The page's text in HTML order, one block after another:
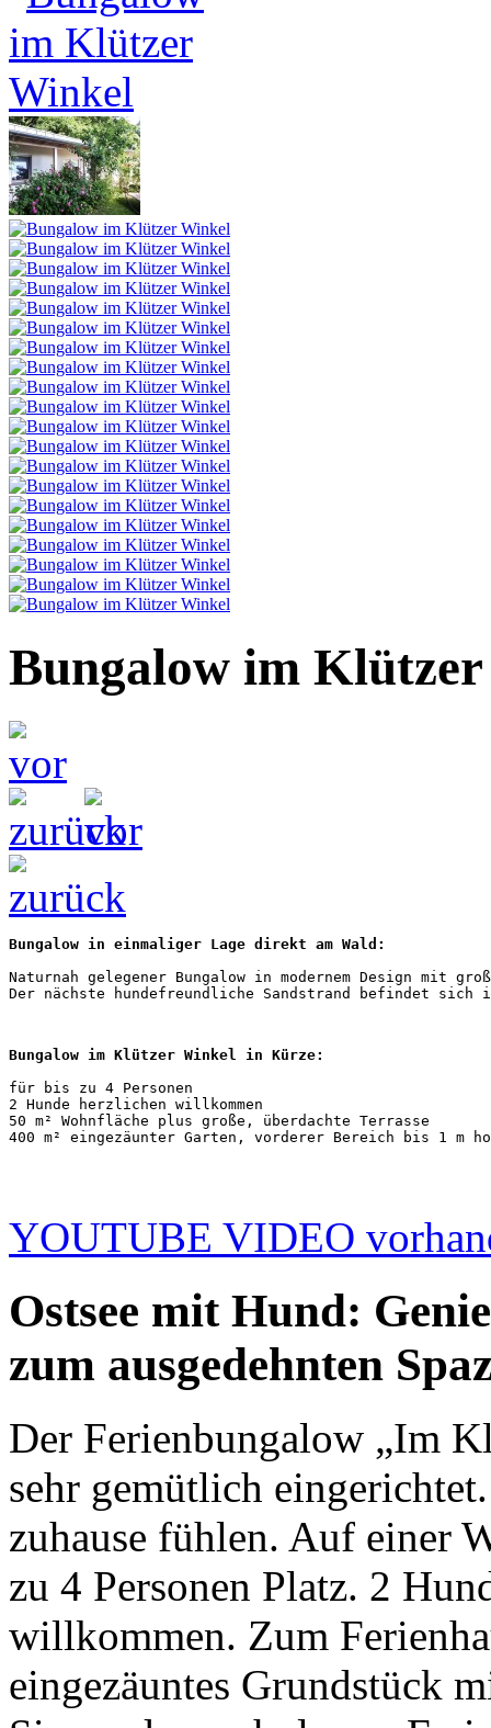
Bungalow im
Bungalow in einmaliger Lage direkt am Wald:
Naturnah gelegener Bungalow in modernem Design mit
Der nächste hundefreundliche Sandstrand befindet sich
Bungalow im Klützer Winkel in Kürze:
für bis zu 4 Personen
2 Hunde herzlichen willkommen
50 m² Wohnfläche plus große, überdachte Terrasse
400 m² eingezäunter Garten, vorderer Bereich bis 1 m
YOUTUBE VIDEO
Ostsee mit Hund:
zum ausgedehnten
Der Ferienbungalow „Im
sehr gemütlich
zuhause fühlen. Auf einer
zu 4 Personen Platz. 2
willkommen. Zum
eingezäuntes Grundstück